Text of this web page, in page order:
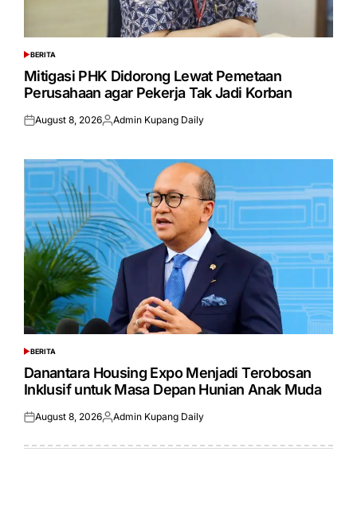
POSTED
IN
BERITA
Mitigasi PHK Didorong Lewat Pemetaan
Perusahaan agar Pekerja Tak Jadi Korban
Posted
August 8, 2026Posted
Admin Kupang Daily
POSTED
IN
BERITA
Danantara Housing Expo Menjadi Terobosan
Inklusif untuk Masa Depan Hunian Anak Muda
Posted
August 8, 2026Posted
Admin Kupang Daily